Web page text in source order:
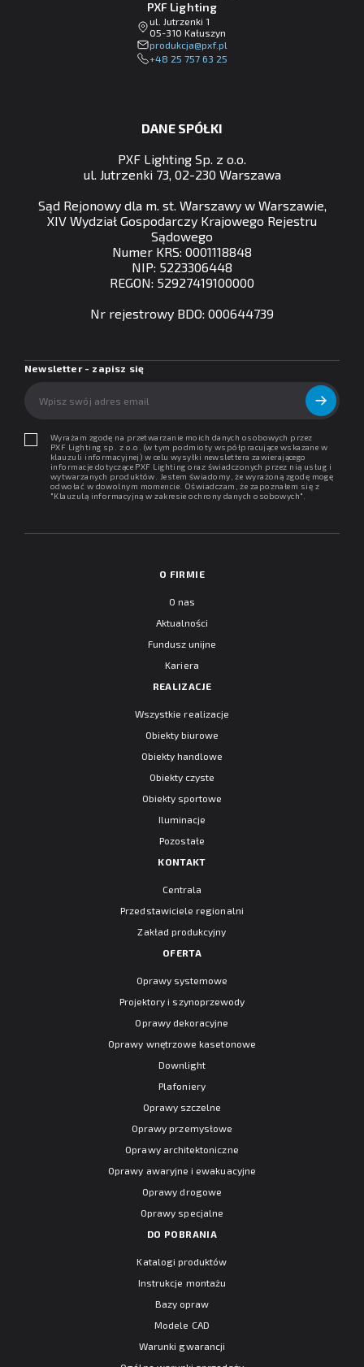
PXF Lighting
ul. Jutrzenki 1
05-310 Kałuszyn
lp.fxp@ajckudorp
+48 25 757 63 25
DANE SPÓŁKI
PXF Lighting Sp. z o.o.
ul. Jutrzenki 73, 02-230 Warszawa
Sąd Rejonowy dla m. st. Warszawy w Warszawie,
XIV Wydział Gospodarczy Krajowego Rejestru
Sądowego
Numer KRS: 0001118848
NIP: 5223306448
REGON: 52927419100000
Nr rejestrowy BDO: 000644739
Newsletter - zapisz się
Wyrażam zgodę na przetwarzanie moich danych osobowych przez
PXF Lighting sp. z o.o. (w tym podmioty współpracujące wskazane w
klauzuli informacyjnej) w celu wysyłki newslettera zawierającego
informacje dotyczące PXF Lighting oraz świadczonych przez nią usług i
wytwarzanych produktów. Jestem świadomy, że wyrażoną zgodę mogę
odwołać w dowolnym momencie. Oświadczam, że zapoznałem się z
"Klauzulą informacyjną w zakresie ochrony danych osobowych".
O FIRMIE
O nas
Aktualności
Fundusz unijne
Kariera
REALIZACJE
Wszystkie realizacje
Obiekty biurowe
Obiekty handlowe
Obiekty czyste
Obiekty sportowe
Iluminacje
Pozostałe
KONTAKT
Centrala
Przedstawiciele regionalni
Zakład produkcyjny
OFERTA
Oprawy systemowe
Projektory i szynoprzewody
Oprawy dekoracyjne
Oprawy wnętrzowe kasetonowe
Downlight
Plafoniery
Oprawy szczelne
Oprawy przemysłowe
Oprawy architektoniczne
Oprawy awaryjne i ewakuacyjne
Oprawy drogowe
Oprawy specjalne
DO POBRANIA
Katalogi produktów
Instrukcje montażu
Bazy opraw
Modele CAD
Warunki gwarancji